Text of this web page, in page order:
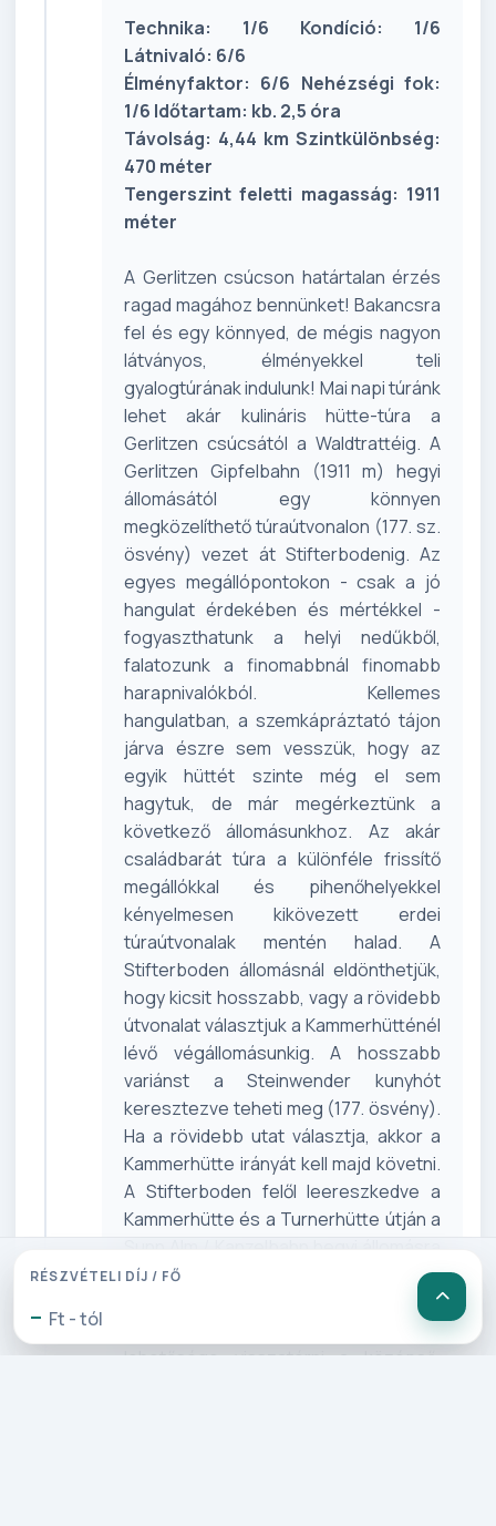
Technika: 1/6 Kondíció: 1/6
Látnivaló: 6/6
Élményfaktor: 6/6 Nehézségi fok:
1/6 Időtartam: kb. 2,5 óra
Távolság: 4,44 km Szintkülönbség:
470 méter
Tengerszint feletti magasság: 1911
méter
A Gerlitzen csúcson határtalan érzés
ragad magához bennünket! Bakancsra
fel és egy könnyed, de mégis nagyon
látványos, élményekkel teli
gyalogtúrának indulunk! Mai napi túránk
lehet akár kulináris hütte-túra a
Gerlitzen csúcsától a Waldtrattéig. A
Gerlitzen Gipfelbahn (1911 m) hegyi
állomásától egy könnyen
megközelíthető túraútvonalon (177. sz.
ösvény) vezet át Stifterbodenig. Az
egyes megállópontokon - csak a jó
hangulat érdekében és mértékkel -
fogyaszthatunk a helyi nedűkből,
falatozunk a finomabbnál finomabb
harapnivalókból. Kellemes
hangulatban, a szemkápráztató tájon
járva észre sem vesszük, hogy az
egyik hüttét szinte még el sem
hagytuk, de már megérkeztünk a
következő állomásunkhoz. Az akár
családbarát túra a különféle frissítő
megállókkal és pihenőhelyekkel
kényelmesen kikövezett erdei
túraútvonalak mentén halad. A
Stifterboden állomásnál eldönthetjük,
hogy kicsit hosszabb, vagy a rövidebb
útvonalat választjuk a Kammerhütténél
lévő végállomásunkig. A hosszabb
variánst a Steinwender kunyhót
keresztezve teheti meg (177. ösvény).
Ha a rövidebb utat választja, akkor a
Kammerhütte irányát kell majd követni.
A Stifterboden felől leereszkedve a
Kammerhütte és a Turnerhütte útján a
Sunn Alm / Kanzelbahn hegyi állomásra
(1440 m) érkezünk. Ha mégsem venne
részt a „Gerlitzen 4 hütte” túrán, a
Gerlitzen csúcsról felvonójeggyel lesz
lehetősége visszatérni a középső,
RÉSZVÉTELI DÍJ / FŐ
- Ft - tól